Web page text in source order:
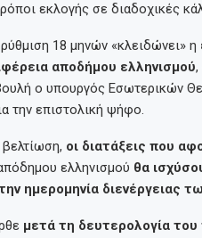
εκλογής σε διαδοχικές
18 μηνών «κλειδώνει» η
αποδήμου ελληνισμού,
ο υπουργός Εσωτερικών
την επιστολική ψήφο.
οι διατάξεις που
ελληνισμού θα
ημερομηνία διενέργειας
μετά τη δευτερολογία